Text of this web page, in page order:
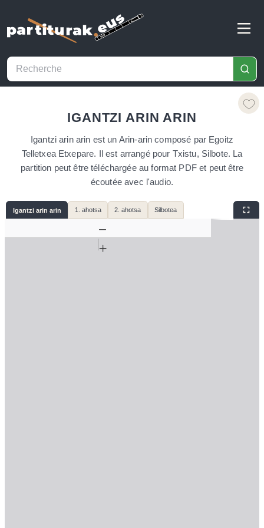
IGANTZI ARIN ARIN
Igantzi arin arin est un Arin-arin composé par Egoitz
Telletxea Etxepare. Il est arrangé pour Txistu, Silbote. La
partition peut être téléchargée au format PDF et peut être
écoutée avec l'audio.
Igantzi arin arin 1. ahotsa 2. ahotsa Silbotea